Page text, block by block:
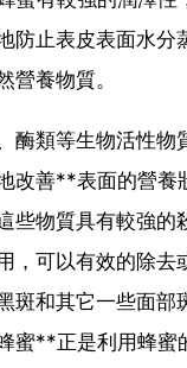
防止表皮表面水分
營養物質。
酶類等生物活性
改善**表面的營養
些物質具有較強的
，可以有效的除去
斑和其它一些面部
蜜**正是利用蜂蜜